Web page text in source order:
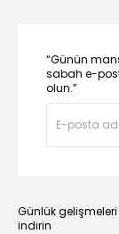
“Günün
sabah e-
olun.”
Günlük
indirin